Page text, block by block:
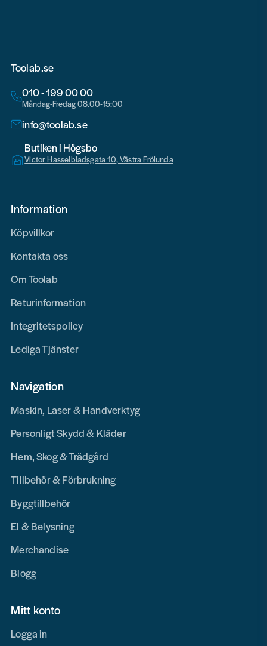
Toolab.se
010 - 199 00 00
Måndag-Fredag 08.00-15:00
info@toolab.se
Butiken i Högsbo
Victor Hasselbladsgata 10, Västra Frölunda
Information
Köpvillkor
Kontakta oss
Om Toolab
Returinformation
Integritetspolicy
Lediga Tjänster
Navigation
Maskin, Laser & Handverktyg
Personligt Skydd & Kläder
Hem, Skog & Trädgård
Tillbehör & Förbrukning
Byggtillbehör
El & Belysning
Merchandise
Blogg
Mitt konto
Logga in